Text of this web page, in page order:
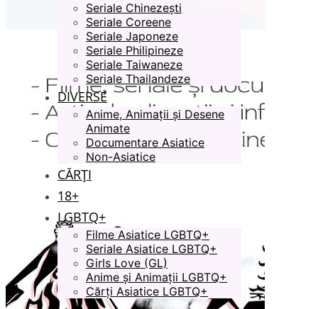
Seriale Chinezești
Seriale Coreene
Seriale Japoneze
Seriale Philipineze
Seriale Taiwaneze
Seriale Thailandeze
DIVERSE
Anime, Animații și Desene
Animate
Documentare Asiatice
Non-Asiatice
CĂRȚI
18+
LGBTQ+
Filme Asiatice LGBTQ+
Seriale Asiatice LGBTQ+
Girls Love (GL)
Anime și Animații LGBTQ+
Cărți Asiatice LGBTQ+